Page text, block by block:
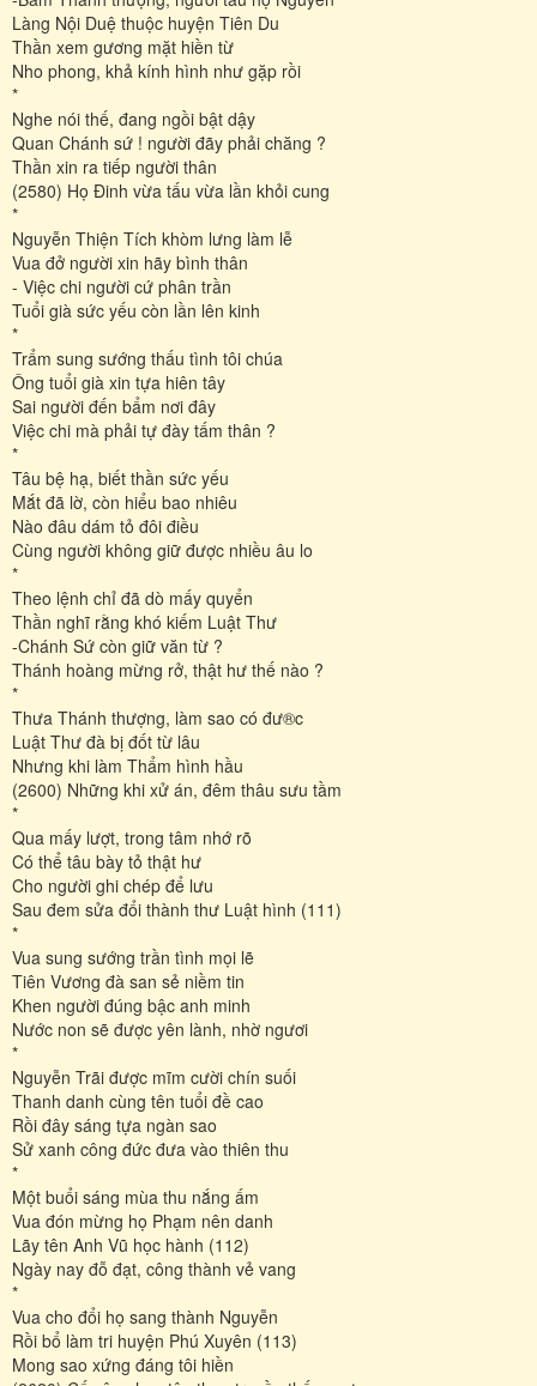
Làng Nội Duệ thuộc huyện Tiên Du
Thần xem gương mặt hiền từ
Nho phong, khả kính hình như gặp rồi
*
Nghe nói thế, đang ngồi bật dậy
Quan Chánh sứ ! người đãy phải chăng ?
Thần xin ra tiếp người thân
(2580) Họ Đinh vừa tấu vừa lần khỏi cung
*
Nguyễn Thiện Tích khòm lưng làm lễ
Vua đở người xin hãy bình thân
- Việc chi người cứ phân trần
Tuổi già sức yếu còn lần lên kinh
*
Trẩm sung sướng thấu tình tôi chúa
Ông tuổi già xin tựa hiên tây
Sai người đến bẩm nơi đây
Việc chi mà phải tự đày tấm thân ?
*
Tâu bệ hạ, biết thần sức yếu
Mắt đã lờ, còn hiểu bao nhiêu
Nào đâu dám tỏ đôi điều
Cùng người không giữ được nhiều âu lo
*
Theo lệnh chỉ đã dò mấy quyển
Thần nghĩ rằng khó kiếm Luật Thư
-Chánh Sứ còn giữ văn từ ?
Thánh hoàng mừng rở, thật hư thế nào ?
*
Thưa Thánh thượng, làm sao có đư®c
Luật Thư đà bị đốt từ lâu
Nhưng khi làm Thẩm hình hầu
(2600) Những khi xử án, đêm thâu sưu tầm
*
Qua mấy lượt, trong tâm nhớ rõ
Có thể tâu bày tỏ thật hư
Cho người ghi chép để lưu
Sau đem sửa đổi thành thư Luật hình (111)
*
Vua sung sướng trần tình mọi lẽ
Tiên Vương đà san sẻ niềm tin
Khen người đúng bậc anh minh
Nước non sẽ được yên lành, nhờ ngươi
*
Nguyễn Trãi được mĩm cười chín suối
Thanh danh cùng tên tuổi đề cao
Rồi đây sáng tựa ngàn sao
Sử xanh công đức đưa vào thiên thu
*
Một buổi sáng mùa thu nắng ấm
Vua đón mừng họ Phạm nên danh
Lãy tên Anh Vũ học hành (112)
Ngày nay đỗ đạt, công thành vẻ vang
*
Vua cho đổi họ sang thành Nguyễn
Rồi bổ làm tri huyện Phú Xuyên (113)
Mong sao xứng đáng tôi hiền